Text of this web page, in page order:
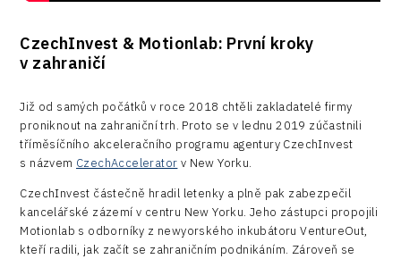
CzechInvest & Motionlab: První kroky
v zahraničí
Již od samých počátků v roce 2018 chtěli zakladatelé firmy
proniknout na zahraniční trh. Proto se v lednu 2019 zúčastnili
tříměsíčního akceleračního programu agentury CzechInvest
s názvem CzechAccelerator v New Yorku.
CzechInvest částečně hradil letenky a plně pak zabezpečil
kancelářské zázemí v centru New Yorku. Jeho zástupci propojili
Motionlab s odborníky z newyorského inkubátoru VentureOut,
kteří radili, jak začít se zahraničním podnikáním. Zároveň se